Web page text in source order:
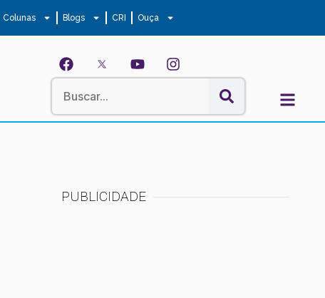
Colunas Blogs CRI Ouça
PUBLICIDADE